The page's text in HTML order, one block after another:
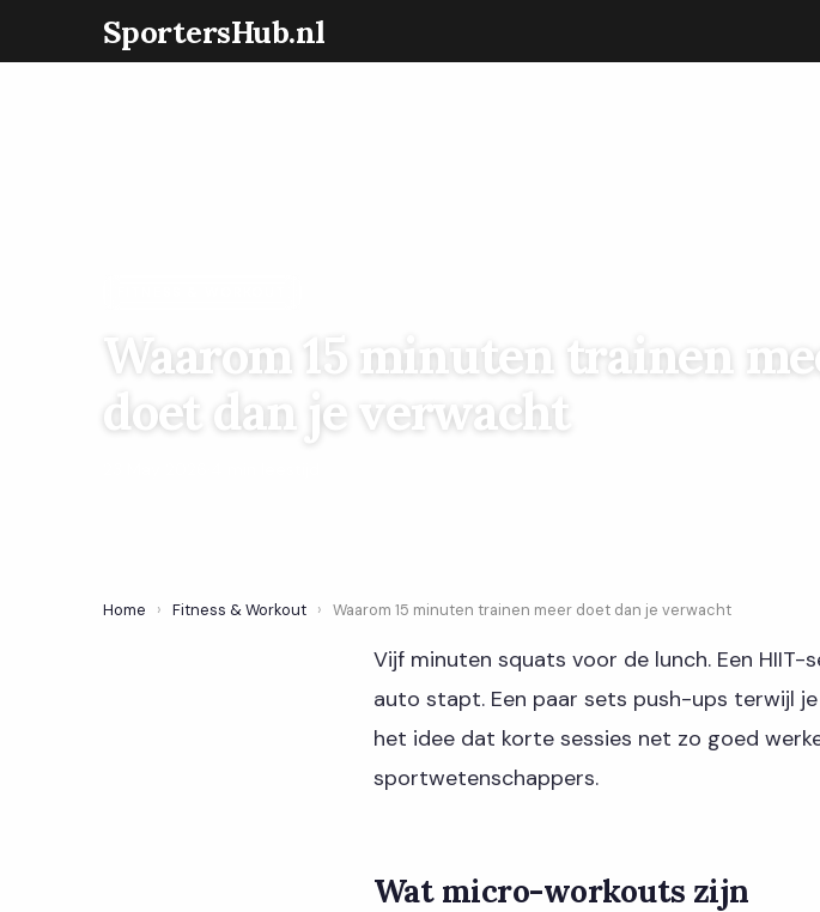
SportersHub.nl
Waarom 15 minuten trainen
doet dan je verwacht
Home › Fitness & Workout › Waarom 15 minuten trainen meer doet dan je verwacht
Vijf minuten squats voor de lunch. Een
auto stapt. Een paar sets push-ups terwijl
het idee dat korte sessies net zo goed
sportwetenschappers.
Wat micro-workouts zijn